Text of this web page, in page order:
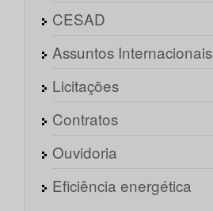
CESAD
Assuntos Internacionais
Licitações
Contratos
Ouvidoria
Eficiência energética